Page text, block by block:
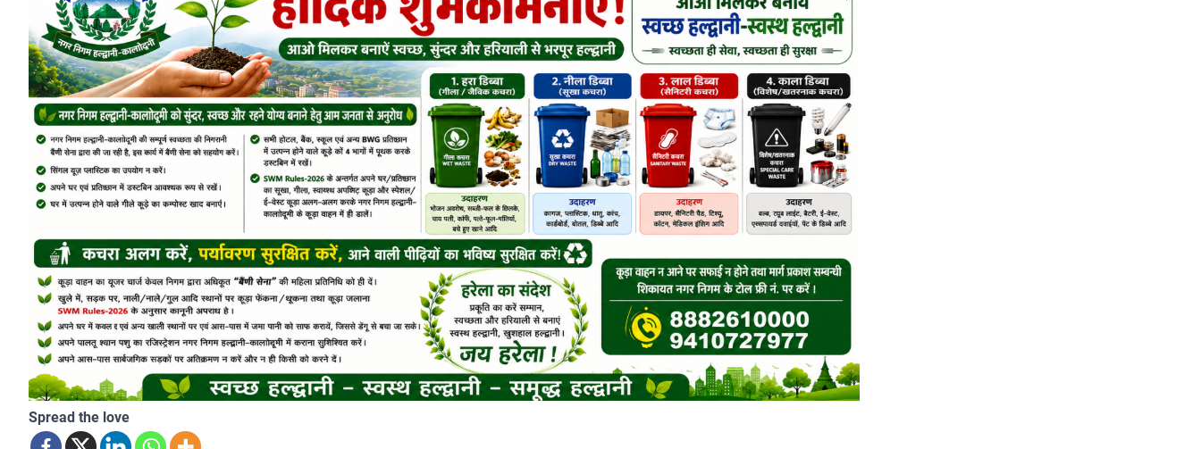
Spread the love